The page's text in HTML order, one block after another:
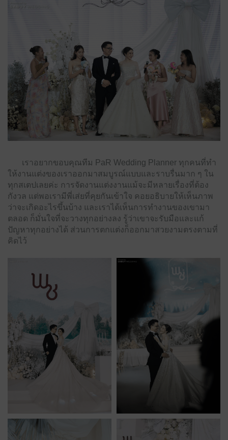
เราอยากขอบคุณทีม PaR Wedding Planner ทุกคนที่ทํา
ให้งานแต่งของเราออกมาสมบูรณ์แบบและราบรื่นมาก ๆ ใน
ทุกสเตปเลยค่ะ การจัดงานแต่งงานแม้จะมีหลายเรื่องที่ต้อง
กังวล แต่พอเรามีพี่เส่ยที่คุยกันเข้าใจ คอยอธิบายให้เห็นภาพ
ว่าจะเกิดอะไรขึ้นบ้าง และเราได้เห็นการทํางานของเขามา
ตลอด ก็มั่นใจที่จะวางทุกอย่างลง รู้ว่าเขาจะรับมือและแก้
ปัญหาทุกอย่างได้ ส่วนการตกแต่งก็ออกมาสวยงามตรงตามที่
คิดไว้